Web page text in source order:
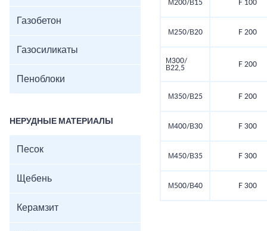
Газобетон
Газосиликаты
Пеноблоки
НЕРУДНЫЕ МАТЕРИАЛЫ
Песок
Щебень
Керамзит
М200/В15 F 100
М250/В20 F 200
М300/
В22,5
F 200
М350/В25 F 200
М400/В30 F 300
М450/В35 F 300
М500/В40 F 300